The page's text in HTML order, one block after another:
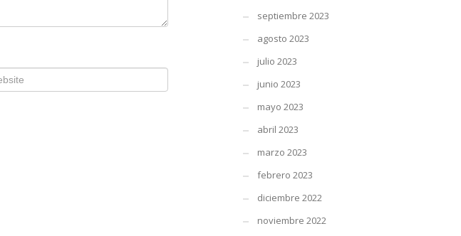
septiembre 2023
agosto 2023
julio 2023
junio 2023
mayo 2023
abril 2023
marzo 2023
febrero 2023
diciembre 2022
noviembre 2022